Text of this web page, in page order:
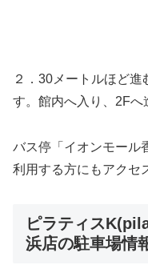
２．30メートルほど
す。館内へ入り、2Fへ
バス停「イオンモール
利用する方にもアクセ
ピラティス
浜店の駐車場情